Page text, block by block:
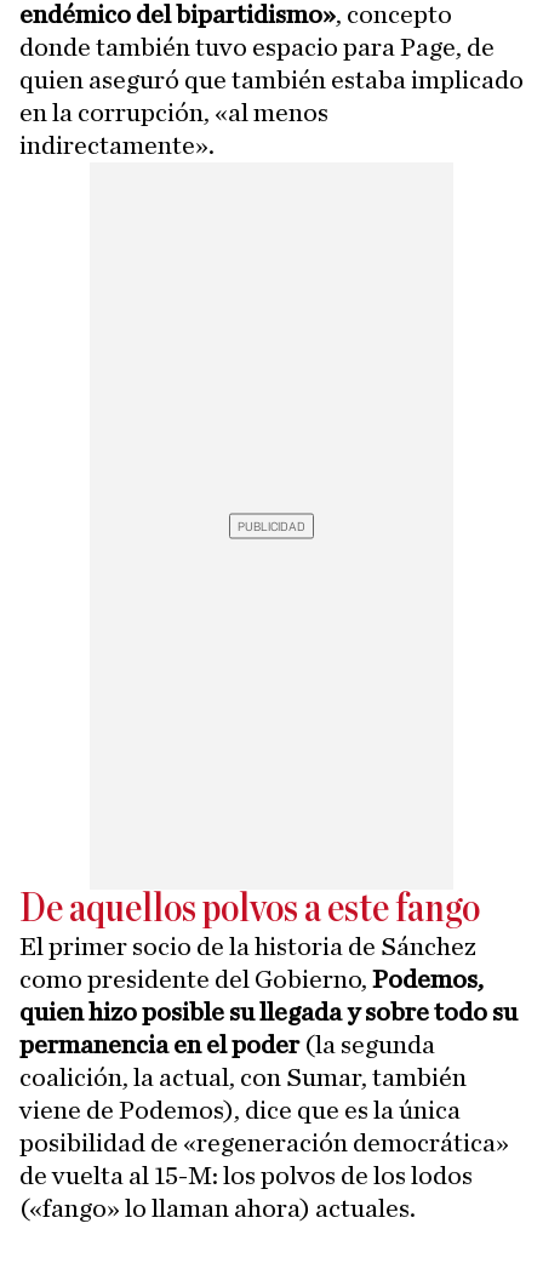
endémico del bipartidismo», concepto
donde también tuvo espacio para Page, de
quien aseguró que también estaba implicado
en la corrupción, «al menos
indirectamente».
De aquellos polvos a este fango
El primer socio de la historia de Sánchez
como presidente del Gobierno, Podemos,
quien hizo posible su llegada y sobre todo su
permanencia en el poder(la segunda
coalición, la actual, con Sumar, también
viene de Podemos), dice que es la única
posibilidad de «regeneración democrática»
de vuelta al 15-M: los polvos de los lodos
(«fango» lo llaman ahora) actuales.